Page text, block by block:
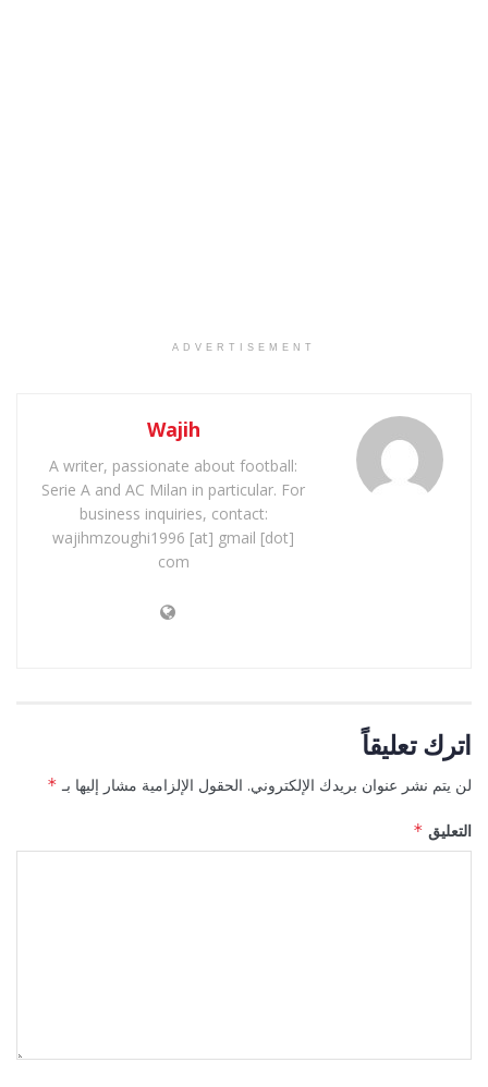
ADVERTISEMENT
Wajih
A writer, passionate about football:
Serie A and AC Milan in particular. For
business inquiries, contact:
wajihmzoughi1996 [at] gmail [dot]
com
اترك تعليقاً
لن يتم نشر عنوان بريدك الإلكتروني. الحقول الإلزامية مشار إليها بـ *
التعليق *